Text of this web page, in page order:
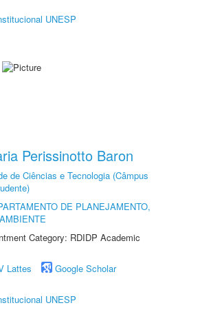
UNESP
Perissinotto Baron
de Ciências e Tecnologia (Câmpus
DE PLANEJAMENTO,
Category: RDIDP Academic
Lattes
Google Scholar
UNESP